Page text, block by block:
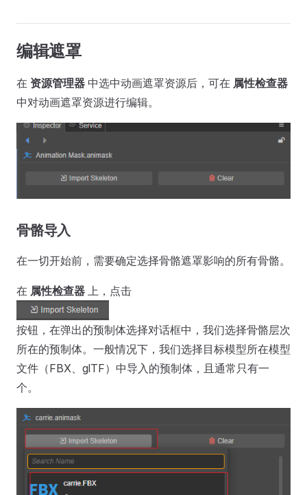
编辑遮罩
在 资源管理器 中选中动画遮罩资源后，可在 属性检查器
中对动画遮罩资源进行编辑。
骨骼导入
在一切开始前，需要确定选择骨骼遮罩影响的所有骨骼。
在 属性检查器 上，点击
按钮，在弹出的预制体选择对话框中，我们选择骨骼层次
所在的预制体。一般情况下，我们选择目标模型所在模型
文件（FBX、glTF）中导入的预制体，且通常只有一
个。